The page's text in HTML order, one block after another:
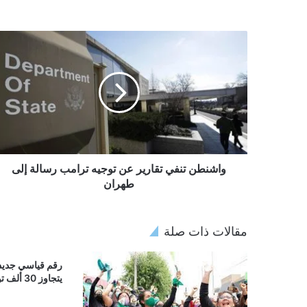
واشنطن تنفي تقارير عن توجيه ترامب رسالة إلى
طهران
مقالات ذات صلة
رقم قياسي
يتجاوز 30 ألف تومان